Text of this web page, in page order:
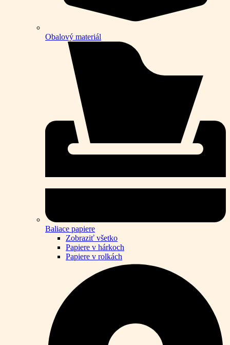
Obalový materiál
Baliace papiere
Zobraziť všetko
Papiere v hárkoch
Papiere v rolkách